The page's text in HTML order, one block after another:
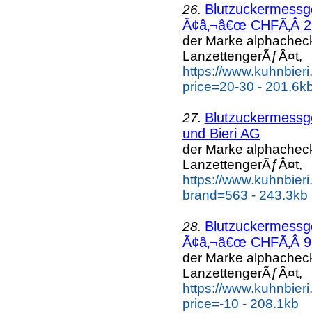
26.
Ã¢â‚¬â€œ CHFÃ‚Â
der Marke
LanzettengerÃƒÂ¤t,
https://
price=20-30 -
27.
und Bieri AG
der Marke
LanzettengerÃƒÂ¤t,
https://
brand=563 - 243.3kb
28.
Ã¢â‚¬â€œ CHFÃ‚Â
der Marke
LanzettengerÃƒÂ¤t,
https://
price=-10 - 208.1kb